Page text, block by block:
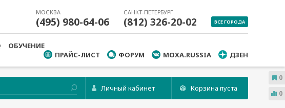
МОСКВА
(495) 980-64-06
САНКТ-ПЕТЕРБУРГ
(812) 326-20-02 ВСЕ ГОРОДА
ОБУЧЕНИЕ
ПРАЙС-ЛИСТ
ФОРУМ MOXA.RUSSIA ДЗЕН
Личный кабинет Корзина пуста
0
0